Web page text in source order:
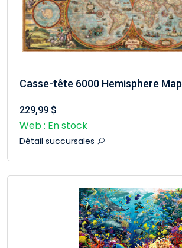
Casse-tête 6000 Hemisphere Map
229,99 $
Web : En stock
Détail succursales